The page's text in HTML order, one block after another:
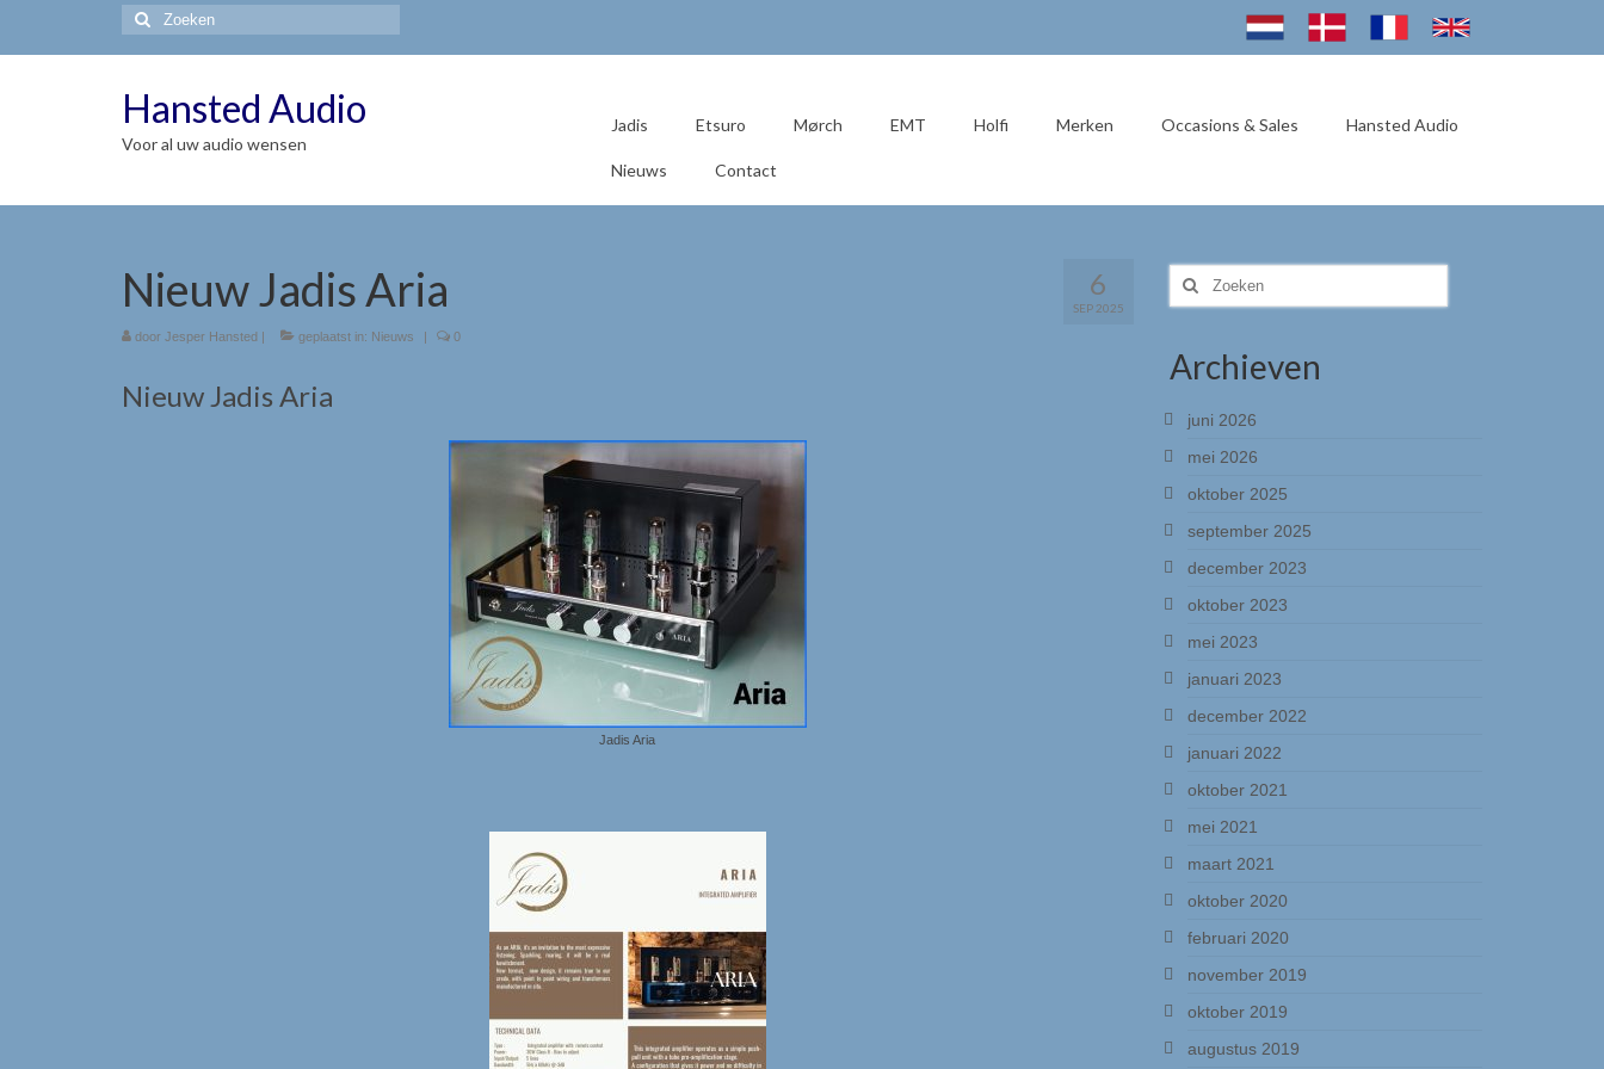
Zoeken
naar:
Hansted Audio
Voor al uw audio wensen
Jadis Etsuro Mørch EMT Holfi Merken Occasions & Sales Hansted Audio
Nieuws Contact
6
SEP 2025
Nieuw Jadis Aria
door Jesper Hansted | geplaatst in: Nieuws | 0
Nieuw Jadis Aria
Jadis Aria
Zoeken
naar:
Archieven
juni 2026
mei 2026
oktober 2025
september 2025
december 2023
oktober 2023
mei 2023
januari 2023
december 2022
januari 2022
oktober 2021
mei 2021
maart 2021
oktober 2020
februari 2020
november 2019
oktober 2019
augustus 2019